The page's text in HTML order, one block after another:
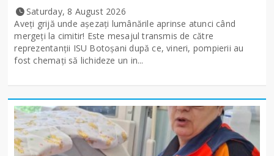
Saturday, 8 August 2026
Aveți grijă unde așezați lumânările aprinse atunci când
mergeți la cimitir! Este mesajul transmis de către
reprezentanții ISU Botoșani după ce, vineri, pompierii au
fost chemați să lichideze un in...